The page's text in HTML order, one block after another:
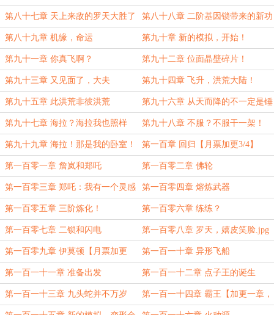
正发生着一件美好的事情
第八十七章 天上来敌的罗天大胜了
天下无敌的铁霸王
第八十八章 二阶基因锁带来的新功
能
第八十九章 机缘，命运 第九十章 新的模拟，开始！
第九十一章 你真飞啊？ 第九十二章 位面晶壁碎片！
第九十三章 又见面了，大夫 第九十四章 飞升，洪荒大陆！
第九十五章 此洪荒非彼洪荒 第九十六章 从天而降的不一定是锤
子，也可能是女神.....经病
第九十七章 海拉？海拉我也照样
肘！
第九十八章 不服？不服干一架！
第九十九章 海拉！那是我的卧室！ 第一百章 回归【月票加更3/4】
第一百零一章 詹岚和郑吒 第一百零二章 佛轮
第一百零三章 郑吒：我有一个灵感 第一百零四章 熔炼武器
第一百零五章 三阶炼化！ 第一百零六章 练练？
第一百零七章 二锁和闪电 第一百零八章 罗天，嬉皮笑脸.jpg
第一百零九章 伊莫顿【月票加更
4/4】
第一百一十章 异形飞船
第一百一十一章 准备出发 第一百一十二章 点子王的诞生
第一百一十三章 九头蛇并不万岁 第一百一十四章 霸王【加更一章，